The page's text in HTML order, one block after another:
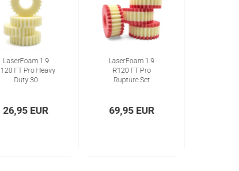
LaserFoam 1.9
FT Pro Heavy
Duty 30
26,95 EUR
LaserFoam 1.9
R120 FT Pro
Rupture Set
69,95 EUR